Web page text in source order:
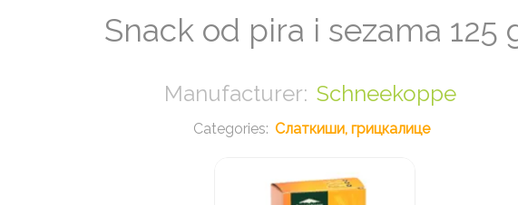
Snack od pira i sezama 125
Schneekoppe
Слаткиши, грицкалице